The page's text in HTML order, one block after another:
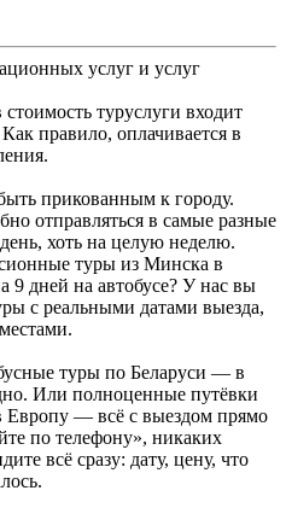
услуг и услуг
туруслуги входит
правило, оплачивается в
прикованным к городу.
отправляться в самые разные
хоть на целую неделю.
туры из Минска в
дней на автобусе? У нас вы
с реальными датами выезда,
туры по Беларуси — в
Или полноценные путёвки
Европу — всё с выездом прямо
по телефону», никаких
всё сразу: дату, цену, что